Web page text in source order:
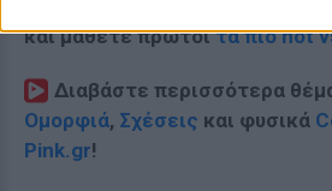
και μάθετε πρώτοιτα πιο hot
Διαβάστε περισσότερα
Ομορφιά, Σχέσεις και φυσικά
Pink.gr!